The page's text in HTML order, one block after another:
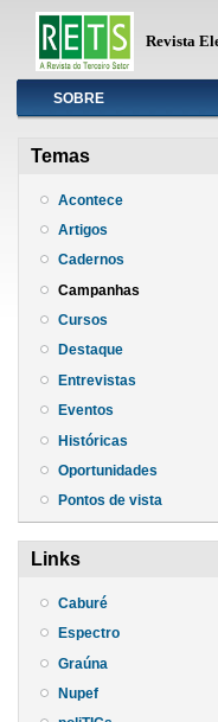
Revista
InfoSOBRE
Temas
Acontece
Artigos
Cadernos
Campanhas
Cursos
Destaque
Entrevistas
Eventos
Históricas
Oportunidades
Pontos de vista
Links
Caburé
Espectro
Graúna
Nupef